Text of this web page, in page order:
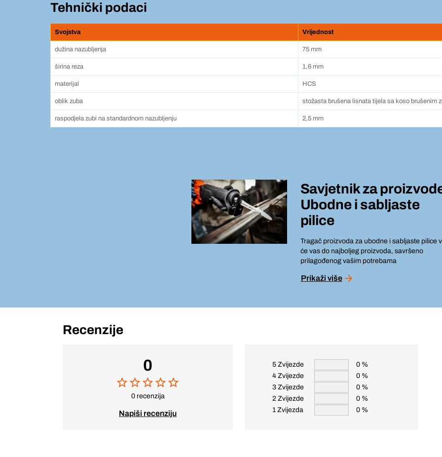
Tehnički podaci
Svojstva Vrijednost
dužina nazubljenja 75 mm
širina reza 1,6 mm
materijal HCS
oblik zuba stožasta brušena lisnata tijela sa koso brušenim
raspodjela zubi na standardnom nazubljenju 2,5 mm
Savjetnik za
Ubodne i sabljaste
pilice
Tragač proizvoda za ubodne i sabljaste pilice
će vas do najboljeg proizvoda, savršeno
prilagođenog vašim potrebama
Prikaži više
Recenzije
0
0 recenzija
Napiši recenziju
5 Zvijezde
0 %
4 Zvijezde
0 %
3 Zvijezde
0 %
2 Zvijezde
0 %
1 Zvijezda
0 %